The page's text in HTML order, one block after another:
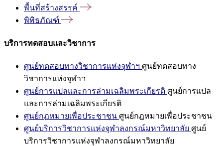
พื้นที่สร้างสรรค์
พิพิธภัณฑ์
บริการทดสอบและวิชาการ
ศูนย์ทดสอบทางวิชาการแห่งจุฬาฯ ศูนย์ทดสอบทาง
วิชาการแห่งจุฬาฯ
ศูนย์การแปลและการล่ามเฉลิมพระเกียรติ ศูนย์การแปล
และการล่ามเฉลิมพระเกียรติ
ศูนย์กฎหมายเพื่อประชาชน ศูนย์กฎหมายเพื่อประชาชน
ศูนย์บริการวิชาการแห่งจุฬาลงกรณ์มหาวิทยาลัย ศูนย์
บริการวิชาการแห่งจุฬาลงกรณ์มหาวิทยาลัย